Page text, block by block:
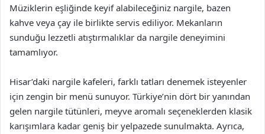
Müziklerin eşliğinde keyif alabileceğiniz nargile, bazen
kahve veya çay ile birlikte servis ediliyor. Mekanların
sunduğu lezzetli atıştırmalıklar da nargile deneyimini
tamamlıyor.
Hisar’daki nargile kafeleri, farklı tatları denemek isteyenler
için zengin bir menü sunuyor. Türkiye’nin dört bir yanından
gelen nargile tütünleri, meyve aromalı seçeneklerden klasik
karışımlara kadar geniş bir yelpazede sunulmakta. Ayrıca,